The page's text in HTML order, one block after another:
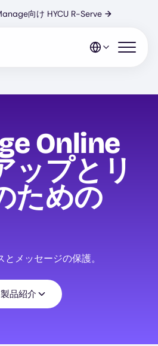
向け HYCU R-Serve →
Open
Online
ップとリ
ための
メッセージの保護。
製品紹介